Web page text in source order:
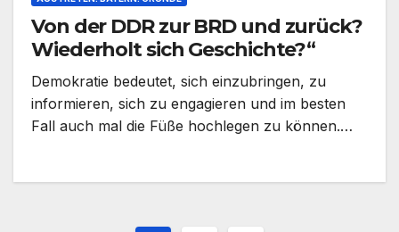
Von der DDR zur BRD und zurück?
Wiederholt sich Geschichte?“
Demokratie bedeutet, sich einzubringen, zu
informieren, sich zu engagieren und im besten
Fall auch mal die Füße hochlegen zu können.…